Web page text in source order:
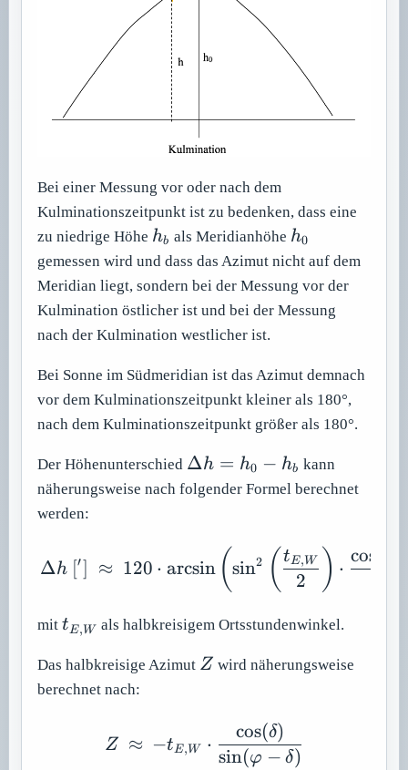
Bei einer Messung vor oder nach dem
Kulminationszeitpunkt ist zu bedenken, dass eine
zu niedrige Höhe h_b
hb als Meridianhöhe h_0
h0
gemessen wird und dass das Azimut nicht auf dem
Meridian liegt, sondern bei der Messung vor der
Kulmination östlicher ist und bei der Messung
nach der Kulmination westlicher ist.
Bei Sonne im Südmeridian ist das Azimut demnach
vor dem Kulminationszeitpunkt kleiner als 180°,
nach dem Kulminationszeitpunkt größer als 180°.
Der Höhenunterschied \Delta
h =
Δh = h0 − hb kann
näherungsweise nach folgender Formel berechnet
werden:
\Delta h\ [']\ \approx
Δh [′] ≈ 120 ⋅ arcsin (sin2 ( 2
tE,W ) ⋅
cos
mitt_{E,W}
t E,W als halbkreisigem Ortsstundenwinkel.
Das halbkreisige Azimut Z
Z wird näherungsweise
berechnet nach:
Z\ \approx \ -
Z ≈ −tE,W ⋅
sin(φ − δ)
cos(δ)